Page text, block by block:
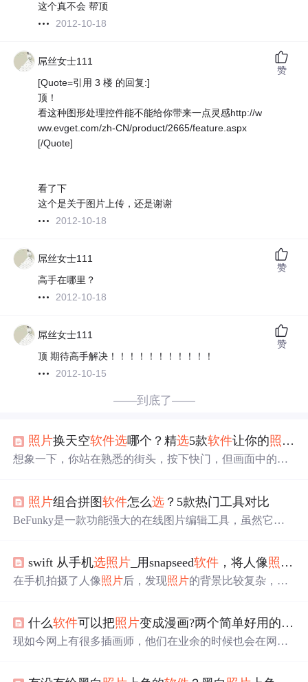
这个真不会 帮顶
2012-10-18
屌丝女士111
[Quote=引用 3 楼 的回复:]
顶！
看这种图形处理控件能不能给你带来一点灵感http://w
ww.evget.com/zh-CN/product/2665/feature.aspx
[/Quote]
看了下
这个是关于图片上传，还是谢谢
2012-10-18
赞
屌丝女士111
高手在哪里？
2012-10-18
赞
屌丝女士111
顶 期待高手解决！！！！！！！！！！！
2012-10-15
赞
——到底了——
照片换天空软件选哪个？精选5款软件让你的照片
想象一下，你站在熟悉的街头，按下快门，但画面中的天
摄影，或是任何需要创造特定氛围的摄影作品，ON1 Sky
Swap AI让每一张照片都充满魔力。风光摄影、建筑摄影，
想要快速分享到社交媒体的创意图片，一键改图都能让你
的作品瞬间脱颖而出。而这一切，只需轻轻一点，借助神
奇的换天空手机软件，即可轻松实现！
照片组合拼图软件怎么选 ？5款热门工具对比
BeFunky是一款功能强大的在线图片编辑工具，虽然它的
到需要将多张图片拼接在一起的场景，无论是制作海报、
设计创意图片，还是整理旅行照片 ，一款好用的。PicColla
样化选择：软件提供了丰富的模板和编辑工具选项，无论
是复古风格的拼图，还是现代简约的设计，都能轻松实
现。
swift 从手机选照片 _用snapseed软件 ，将人像照片
在手机拍摄了人像照片后，发现照片的背景比较复杂，不
即长焦镜头将拍摄对象拉进，从而让背景虚化成片色，简
单说就是背景大虚化。下面我们用手机修图软件Snapseed
什么软件可以把照片变成漫画?两个简单好用的操作步骤
现如今网上有很多插画师，他们在业余的时候也会在网上